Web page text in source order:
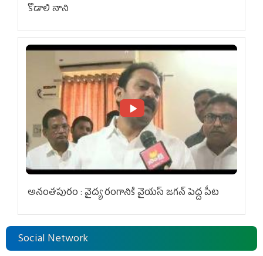
కొడాలి నాని
అనంతపురం : వైద్య రంగానికి వైయ‌స్ జ‌గ‌న్ పెద్ద పీట
Social Network